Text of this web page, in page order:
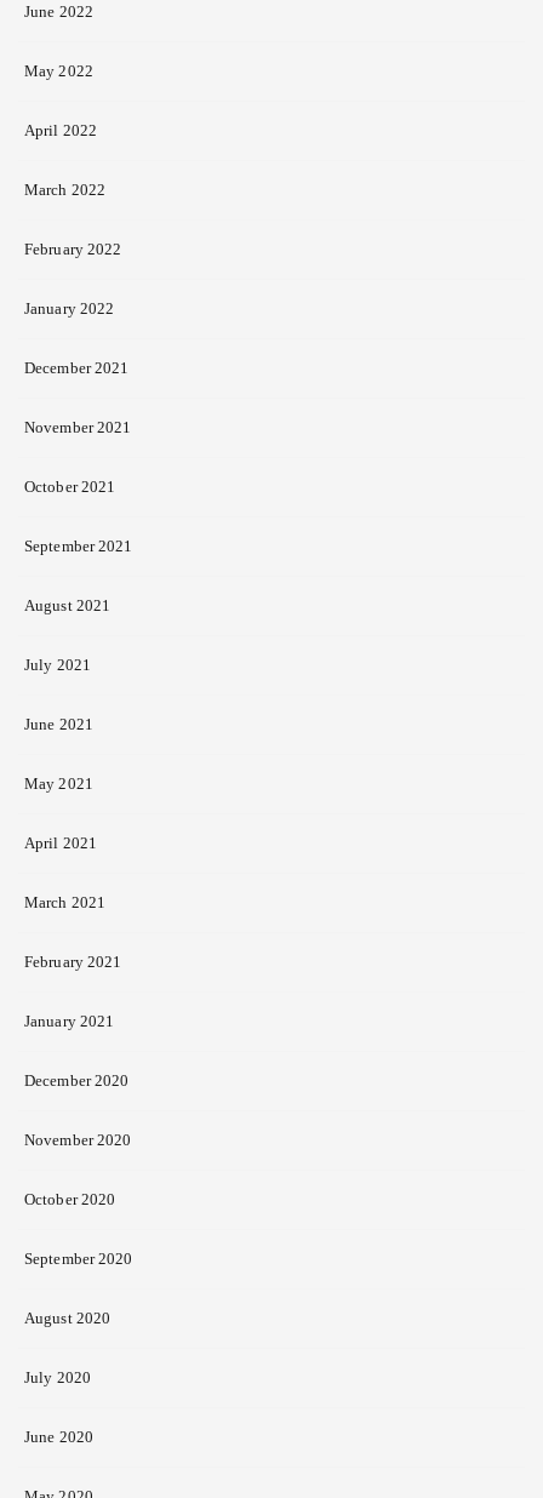
June 2022
May 2022
April 2022
March 2022
February 2022
January 2022
December 2021
November 2021
October 2021
September 2021
August 2021
July 2021
June 2021
May 2021
April 2021
March 2021
February 2021
January 2021
December 2020
November 2020
October 2020
September 2020
August 2020
July 2020
June 2020